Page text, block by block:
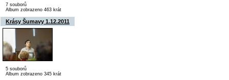
7 souborů
Album zobrazeno 463 krát
Krásy Šumavy 1.12.2011
5 souborů
Album zobrazeno 345 krát